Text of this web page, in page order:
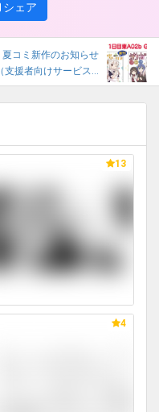
シェア
夏コミ新作のお知らせ
（支援者向けサービス...
13
4